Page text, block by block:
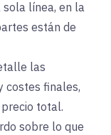
sola línea, en la
están de
las
costes finales,
total.
sobre lo que